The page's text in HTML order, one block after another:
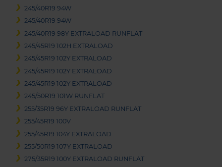
245/40R19 94W
245/40R19 94W
245/40R19 98Y EXTRALOAD RUNFLAT
245/45R19 102H EXTRALOAD
245/45R19 102Y EXTRALOAD
245/45R19 102Y EXTRALOAD
245/45R19 102Y EXTRALOAD
245/50R19 101W RUNFLAT
255/35R19 96Y EXTRALOAD RUNFLAT
255/45R19 100V
255/45R19 104Y EXTRALOAD
255/50R19 107Y EXTRALOAD
275/35R19 100Y EXTRALOAD RUNFLAT